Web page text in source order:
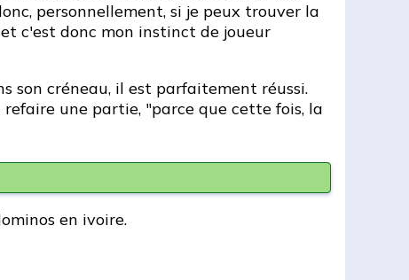
personnellement, si je peux trouver la
c'est donc mon instinct de joueur
son créneau, il est parfaitement réussi.
une partie, "parce que cette fois, la
en ivoire.